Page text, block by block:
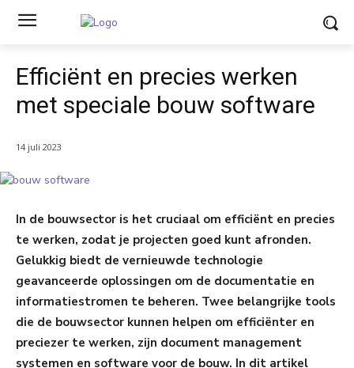
Efficiënt en precies werken
met speciale bouw software
14 juli 2023
In de bouwsector is het cruciaal om efficiënt en precies
te werken, zodat je projecten goed kunt afronden.
Gelukkig biedt de vernieuwde technologie
geavanceerde oplossingen om de documentatie en
informatiestromen te beheren. Twee belangrijke tools
die de bouwsector kunnen helpen om efficiënter en
preciezer te werken, zijn document management
systemen en software voor de bouw. In dit artikel